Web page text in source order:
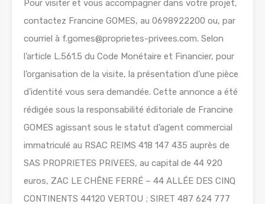
Pour visiter et vous accompagner dans votre projet,
contactez Francine GOMES, au 0698922200 ou, par
courriel à f.gomes@proprietes-privees.com. Selon
l’article L.561.5 du Code Monétaire et Financier, pour
l’organisation de la visite, la présentation d’une pièce
d’identité vous sera demandée. Cette annonce a été
rédigée sous la responsabilité éditoriale de Francine
GOMES agissant sous le statut d’agent commercial
immatriculé au RSAC REIMS 418 147 435 auprès de
SAS PROPRIETES PRIVEES, au capital de 44 920
euros, ZAC LE CHÊNE FERRÉ – 44 ALLÉE DES CINQ
CONTINENTS 44120 VERTOU ; SIRET 487 624 777